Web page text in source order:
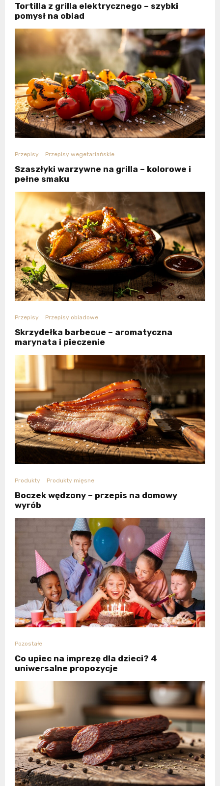
Tortilla z grilla elektrycznego – szybki
pomysł na obiad
Przepisy Przepisy wegetariańskie
Szaszłyki warzywne na grilla – kolorowe i
pełne smaku
Przepisy Przepisy obiadowe
Skrzydełka barbecue – aromatyczna
marynata i pieczenie
Produkty Produkty mięsne
Boczek wędzony – przepis na domowy
wyrób
Pozostałe
Co upiec na imprezę dla dzieci? 4
uniwersalne propozycje